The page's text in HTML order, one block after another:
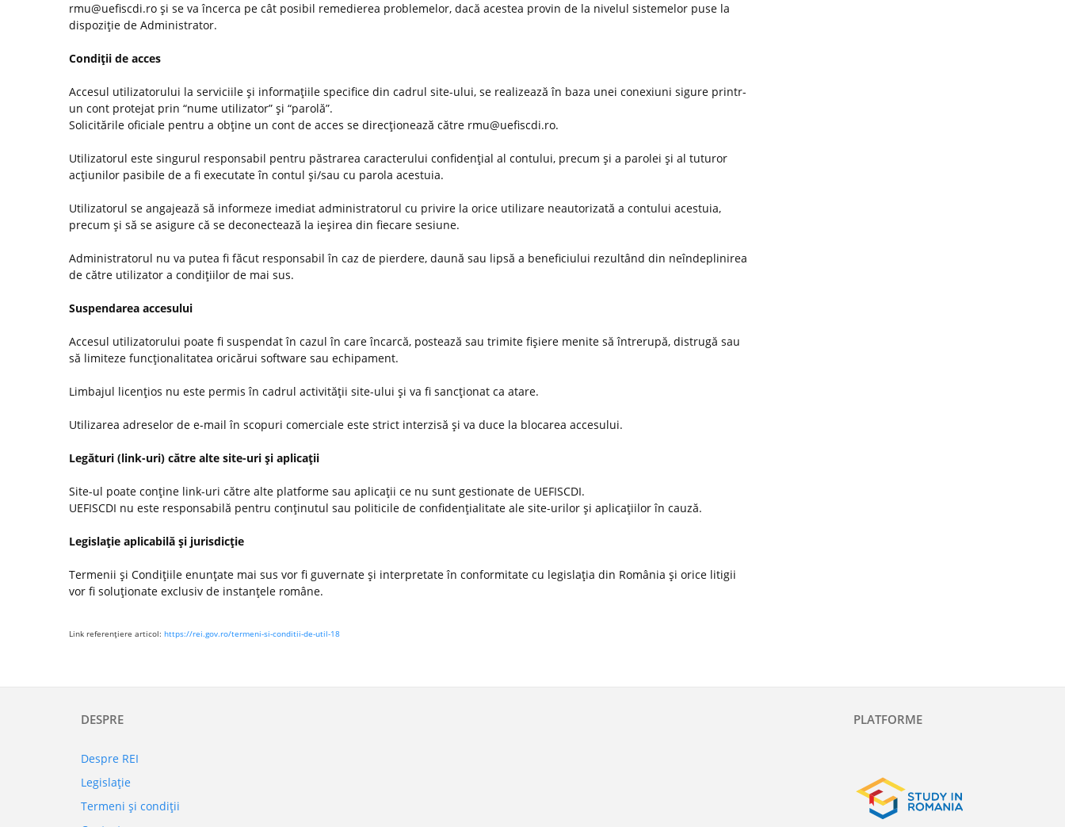
rmu@uefiscdi.ro şi se va încerca pe cât posibil remedierea problemelor, dacă acestea provin de la nivelul sistemelor puse la
dispoziţie de Administrator.
Condiţii de acces
Accesul utilizatorului la serviciile şi informaţiile specifice din cadrul site-ului, se realizează în baza unei conexiuni sigure printr-
un cont protejat prin “nume utilizator” şi “parolă”.
Solicitările oficiale pentru a obţine un cont de acces se direcţionează către rmu@uefiscdi.ro.
Utilizatorul este singurul responsabil pentru păstrarea caracterului confidenţial al contului, precum şi a parolei şi al tuturor
acţiunilor pasibile de a fi executate în contul şi/sau cu parola acestuia.
Utilizatorul se angajează să informeze imediat administratorul cu privire la orice utilizare neautorizată a contului acestuia,
precum şi să se asigure că se deconectează la ieşirea din fiecare sesiune.
Administratorul nu va putea fi făcut responsabil în caz de pierdere, daună sau lipsă a beneficiului rezultând din neîndeplinirea
de către utilizator a condiţiilor de mai sus.
Suspendarea accesului
Accesul utilizatorului poate fi suspendat în cazul în care încarcă, postează sau trimite fişiere menite să întrerupă, distrugă sau
să limiteze funcţionalitatea oricărui software sau echipament.
Limbajul licenţios nu este permis în cadrul activităţii site-ului şi va fi sancţionat ca atare.
Utilizarea adreselor de e-mail în scopuri comerciale este strict interzisă şi va duce la blocarea accesului.
Legături (link-uri) către alte site-uri şi aplicaţii
Site-ul poate conţine link-uri către alte platforme sau aplicaţii ce nu sunt gestionate de UEFISCDI.
UEFISCDI nu este responsabilă pentru conţinutul sau politicile de confidenţialitate ale site-urilor şi aplicaţiilor în cauză.
Legislaţie aplicabilă şi jurisdicţie
Termenii şi Condiţiile enunţate mai sus vor fi guvernate şi interpretate în conformitate cu legislaţia din România şi orice litigii
vor fi soluţionate exclusiv de instanţele române.
Link referenţiere articol: https://rei.gov.ro/termeni-si-conditii-de-util-18
DESPRE
Despre REI
Legislaţie
Termeni şi condiţii
PLATFORME